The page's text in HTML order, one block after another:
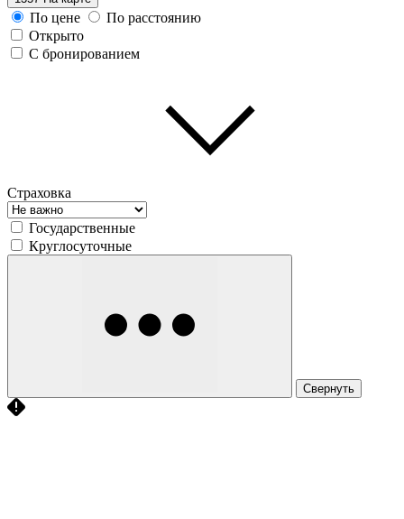
По цене
По расстоянию
Открыто
С бронированием
Страховка
Государственные
Круглосуточные
Свернуть